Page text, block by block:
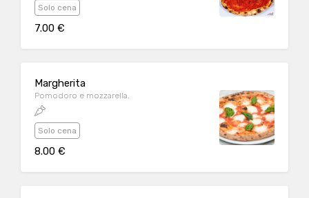
Solo cena
7.00 €
Margherita
Pomodoro e mozzarella.
Solo cena
8.00 €